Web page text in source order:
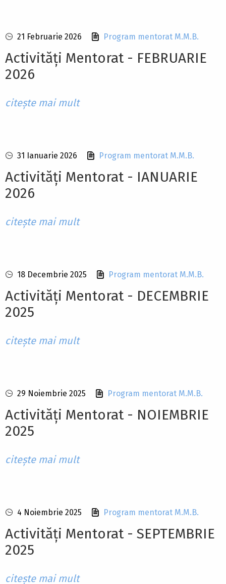
21 Februarie 2026 Program mentorat M.M.B.
Activități Mentorat - FEBRUARIE
2026
citește mai mult
31 Ianuarie 2026 Program mentorat M.M.B.
Activități Mentorat - IANUARIE
2026
citește mai mult
18 Decembrie 2025 Program mentorat M.M.B.
Activități Mentorat - DECEMBRIE
2025
citește mai mult
29 Noiembrie 2025 Program mentorat M.M.B.
Activități Mentorat - NOIEMBRIE
2025
citește mai mult
4 Noiembrie 2025 Program mentorat M.M.B.
Activități Mentorat - SEPTEMBRIE
2025
citește mai mult